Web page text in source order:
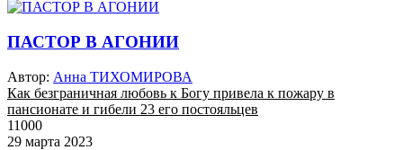
ПАСТОР В АГОНИИ
Автор: Анна ТИХОМИРОВА
Как безграничная любовь к Богу привела к пожару в
пансионате и гибели 23 его постояльцев
11000
29 марта 2023